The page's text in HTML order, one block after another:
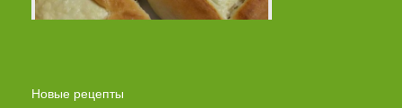
Новые рецепты